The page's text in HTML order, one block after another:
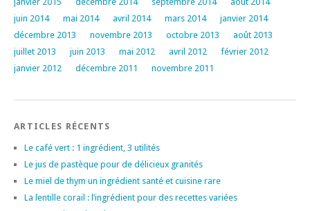
juin 2014
mai 2014 avril 2014 mars 2014
janvier 2014
décembre 2013
novembre 2013 octobre 2013
août 2013
juillet 2013
juin 2013 mai 2012 avril 2012
février 2012
janvier 2012
décembre 2011 novembre 2011
ARTICLES RÉCENTS
Le café vert : 1 ingrédient, 3 utilités
Le jus de pastèque pour de délicieux granités
Le miel de thym un ingrédient santé et cuisine rare
La lentille corail : l’ingrédient pour des recettes variées